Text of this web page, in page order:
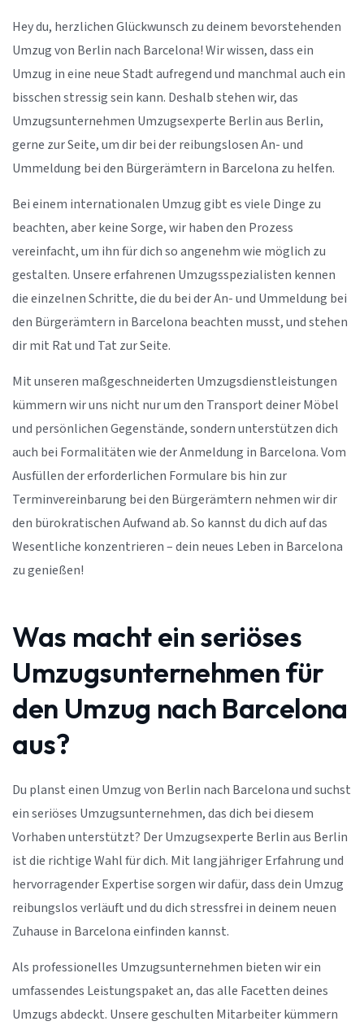
Hey du, herzlichen Glückwunsch zu deinem bevorstehenden
Umzug von Berlin nach Barcelona! Wir wissen, dass ein
Umzug in eine neue Stadt aufregend und manchmal auch ein
bisschen stressig sein kann. Deshalb stehen wir, das
Umzugsunternehmen Umzugsexperte Berlin aus Berlin,
gerne zur Seite, um dir bei der reibungslosen An- und
Ummeldung bei den Bürgerämtern in Barcelona zu helfen.
Bei einem internationalen Umzug gibt es viele Dinge zu
beachten, aber keine Sorge, wir haben den Prozess
vereinfacht, um ihn für dich so angenehm wie möglich zu
gestalten. Unsere erfahrenen Umzugsspezialisten kennen
die einzelnen Schritte, die du bei der An- und Ummeldung bei
den Bürgerämtern in Barcelona beachten musst, und stehen
dir mit Rat und Tat zur Seite.
Mit unseren maßgeschneiderten Umzugsdienstleistungen
kümmern wir uns nicht nur um den Transport deiner Möbel
und persönlichen Gegenstände, sondern unterstützen dich
auch bei Formalitäten wie der Anmeldung in Barcelona. Vom
Ausfüllen der erforderlichen Formulare bis hin zur
Terminvereinbarung bei den Bürgerämtern nehmen wir dir
den bürokratischen Aufwand ab. So kannst du dich auf das
Wesentliche konzentrieren – dein neues Leben in Barcelona
zu genießen!
Was macht ein seriöses
Umzugsunternehmen für
den Umzug nach Barcelona
aus?
Du planst einen Umzug von Berlin nach Barcelona und suchst
ein seriöses Umzugsunternehmen, das dich bei diesem
Vorhaben unterstützt? Der Umzugsexperte Berlin aus Berlin
ist die richtige Wahl für dich. Mit langjähriger Erfahrung und
hervorragender Expertise sorgen wir dafür, dass dein Umzug
reibungslos verläuft und du dich stressfrei in deinem neuen
Zuhause in Barcelona einfinden kannst.
Als professionelles Umzugsunternehmen bieten wir ein
umfassendes Leistungspaket an, das alle Facetten deines
Umzugs abdeckt. Unsere geschulten Mitarbeiter kümmern